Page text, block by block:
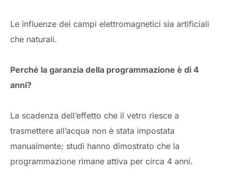
Le influenze dei campi elettromagnetici sia artificiali
che naturali.
Perché la garanzia della programmazione è di 4
anni?
La scadenza dell’effetto che il vetro riesce a
trasmettere all’acqua non è stata impostata
manualmente; studi hanno dimostrato che la
programmazione rimane attiva per circa 4 anni.